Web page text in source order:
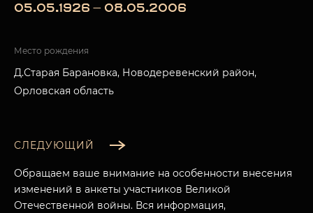
05.05.1926 — 08.05.2006
Место рождения
Д.Старая Барановка, Новодеревенский район,
Орловская область
СЛЕДУЮЩИЙ
Обращаем ваше внимание на особенности внесения
изменений в анкеты участников Великой
Отечественной войны. Вся информация,